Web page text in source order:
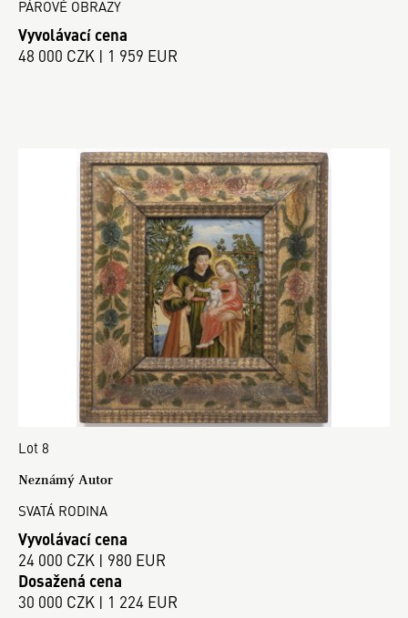
PÁROVÉ OBRAZY
Vyvolávací cena
48 000 CZK | 1 959 EUR
Lot 8
Neznámý Autor
SVATÁ RODINA
Vyvolávací cena
24 000 CZK | 980 EUR
Dosažená cena
30 000 CZK | 1 224 EUR